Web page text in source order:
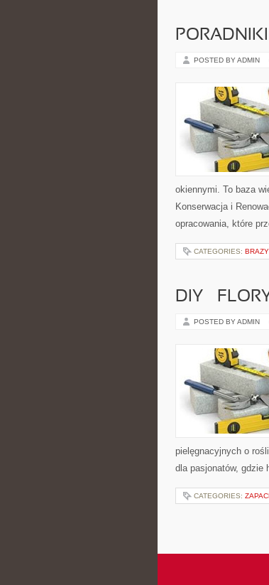
POSTED BY ADMIN
okiennymi. To baza
Konserwacja i
opracowania, które
CATEGORIES:
DIY –
POSTED BY ADMIN
pielęgnacyjnych o
dla pasjonatów, gdzie
CATEGORIES: